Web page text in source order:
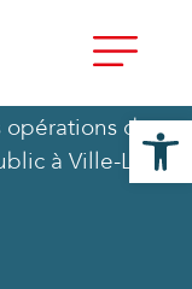
opérations de
à Ville-La-
Ouvrir